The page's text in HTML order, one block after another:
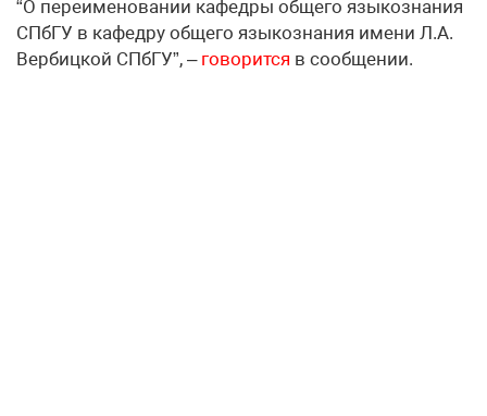
“О переименовании кафедры общего языкознания
СПбГУ в кафедру общего языкознания имени Л.А.
Вербицкой СПбГУ”, – говорится в сообщении.